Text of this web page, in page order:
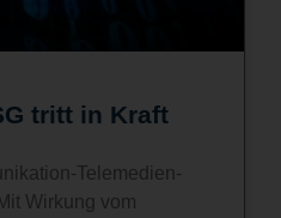
tritt in Kraft
Telemedien-
Wirkung vom